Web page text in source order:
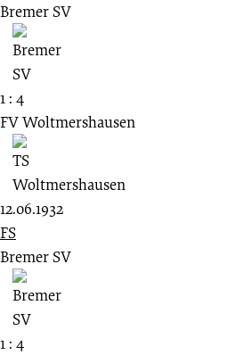
Bremer SV
1 : 4
FV Woltmershausen
12.06.1932
FS
Bremer SV
1 : 4